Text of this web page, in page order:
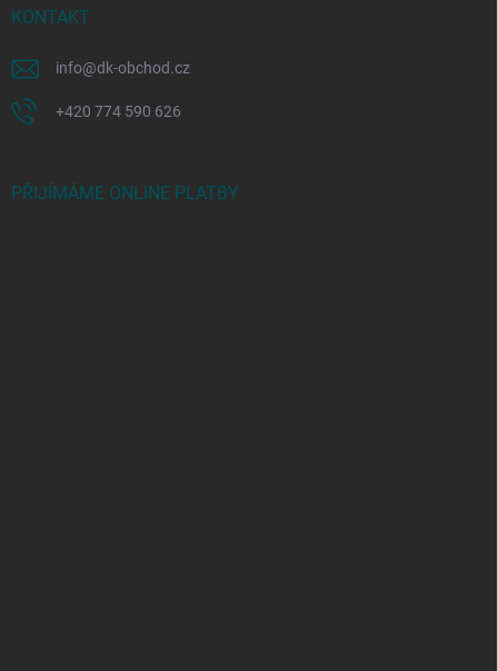
KONTAKT
info@dk-obchod.cz
+420 774 590 626
PŘIJÍMÁME ONLINE PLATBY